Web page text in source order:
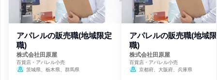
アパレルの販売職(地域限定
職)
株式会社田原屋
百貨店・アパレル小売
茨城県、栃木県、群馬県
アパレルの販売職(地域
職)
株式会社田原屋
百貨店・アパレル小売
京都府、大阪府、兵庫県